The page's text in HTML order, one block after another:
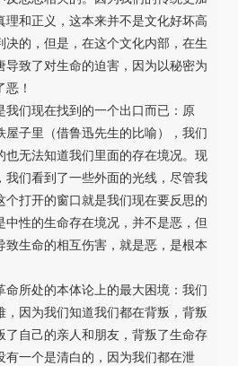
理和正义，这本来并不是文化好坏高
决的，但是，在这个文化内部，在生
导致了对生命的迫害，因为以秘密为
！
我们现在找到的一个出口而已：原
屋子里（借鲁迅先生的比喻），我们
也无法知道我们里面的存在境况。现
我们看到了一些外面的光线，尽管我
个打开的窗口就是我们现在要反思的
中性的生命存在境况，并不是恶，但
致生命的相互伤害，就是恶，是根本
命所处的本体论上的最大困境：我们
，因为我们知道我们都在背叛，背叛
了自己的亲人和朋友，背叛了生命存
有一个是清白的，因为我们都在泄